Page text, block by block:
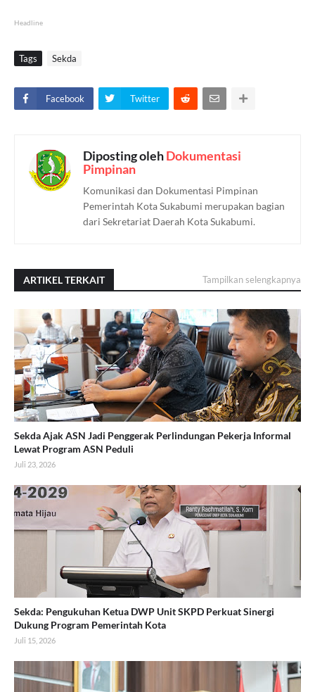
Headline
Tags Sekda
Facebook Twitter
Diposting olehDokumentasi
Pimpinan
Komunikasi dan Dokumentasi Pimpinan
Pemerintah Kota Sukabumi merupakan bagian
dari Sekretariat Daerah Kota Sukabumi.
ARTIKEL TERKAIT Tampilkan selengkapnya
Sekda Ajak ASN Jadi Penggerak Perlindungan Pekerja Informal
Lewat Program ASN Peduli
Juli 23, 2026
Sekda: Pengukuhan Ketua DWP Unit SKPD Perkuat Sinergi
Dukung Program Pemerintah Kota
Juli 15, 2026